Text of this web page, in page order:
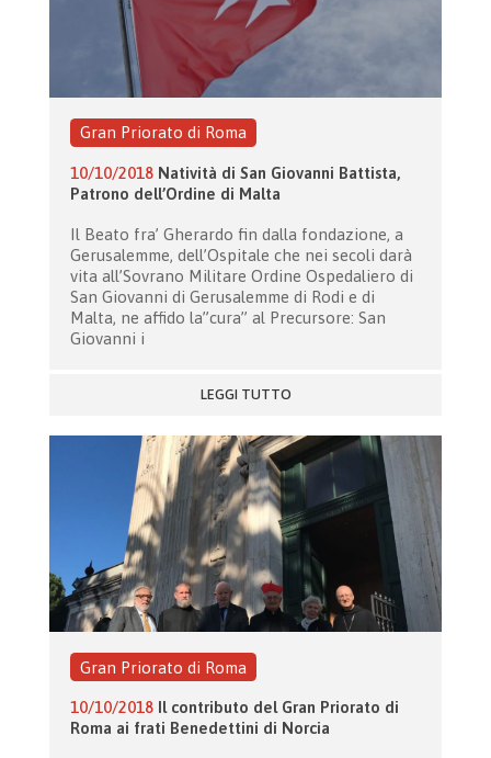
Gran Priorato di Roma
10/10/2018 Natività di San Giovanni Battista,
Patrono dell’Ordine di Malta
Il Beato fra’ Gherardo fin dalla fondazione, a
Gerusalemme, dell’Ospitale che nei secoli darà
vita all’Sovrano Militare Ordine Ospedaliero di
San Giovanni di Gerusalemme di Rodi e di
Malta, ne affido la”cura” al Precursore: San
Giovanni i
LEGGI TUTTO
Gran Priorato di Roma
10/10/2018 Il contributo del Gran Priorato di
Roma ai frati Benedettini di Norcia